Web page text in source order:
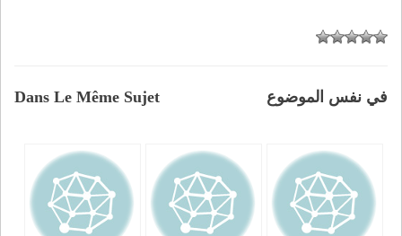
Dans Le Même Sujet في نفس الموضوع